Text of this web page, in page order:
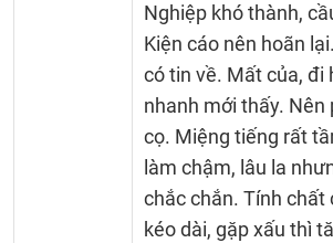
Nghiệp khó thành,
Kiện cáo nên hoãn
có tin về. Mất của, đi
nhanh mới thấy. Nên
cọ. Miệng tiếng rất
làm chậm, lâu la
chắc chắn. Tính chất
kéo dài, gặp xấu thì